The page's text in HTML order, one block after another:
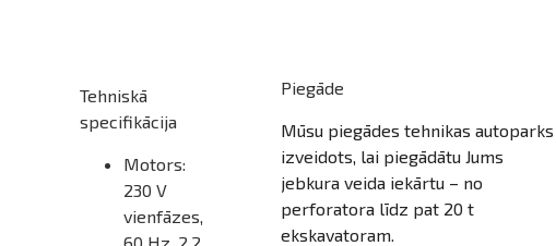
Tehniskā
specifikācija
Motors:
230 V
vienfāzes,
Piegāde
Mūsu piegādes tehnikas autoparks
izveidots, lai piegādātu Jums
jebkura veida iekārtu – no
perforatora līdz pat 20 t
ekskavatoram.